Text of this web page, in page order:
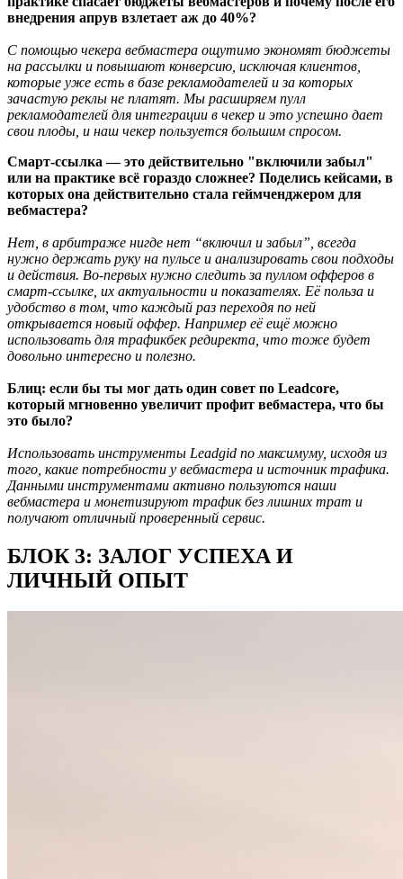
внедрения апрув взлетает аж до 40%?
С помощью чекера вебмастера ощутимо экономят бюджеты
на рассылки и повышают конверсию, исключая клиентов,
которые уже есть в базе рекламодателей и за которых
зачастую реклы не платят. Мы расширяем пулл
рекламодателей для интеграции в чекер и это успешно дает
свои плоды, и наш чекер пользуется большим спросом.
Смарт-ссылка — это действительно "включили забыл"
или на практике всё гораздо сложнее? Поделись кейсами, в
которых она действительно стала геймченджером для
вебмастера?
Нет, в арбитраже нигде нет “включил и забыл”, всегда
нужно держать руку на пульсе и анализировать свои подходы
и действия. Во-первых нужно следить за пуллом офферов в
смарт-ссылке, их актуальности и показателях. Её польза и
удобство в том, что каждый раз переходя по ней
открывается новый оффер. Например её ещё можно
использовать для трафикбек редиректа, что тоже будет
довольно интересно и полезно.
Блиц: если бы ты мог дать один совет по Leadcore,
который мгновенно увеличит профит вебмастера, что бы
это было?
Использовать инструменты Leadgid по максимуму, исходя из
того, какие потребности у вебмастера и источник трафика.
Данными инструментами активно пользуются наши
вебмастера и монетизируют трафик без лишних трат и
получают отличный проверенный сервис.
БЛОК 3: ЗАЛОГ УСПЕХА И
ЛИЧНЫЙ ОПЫТ